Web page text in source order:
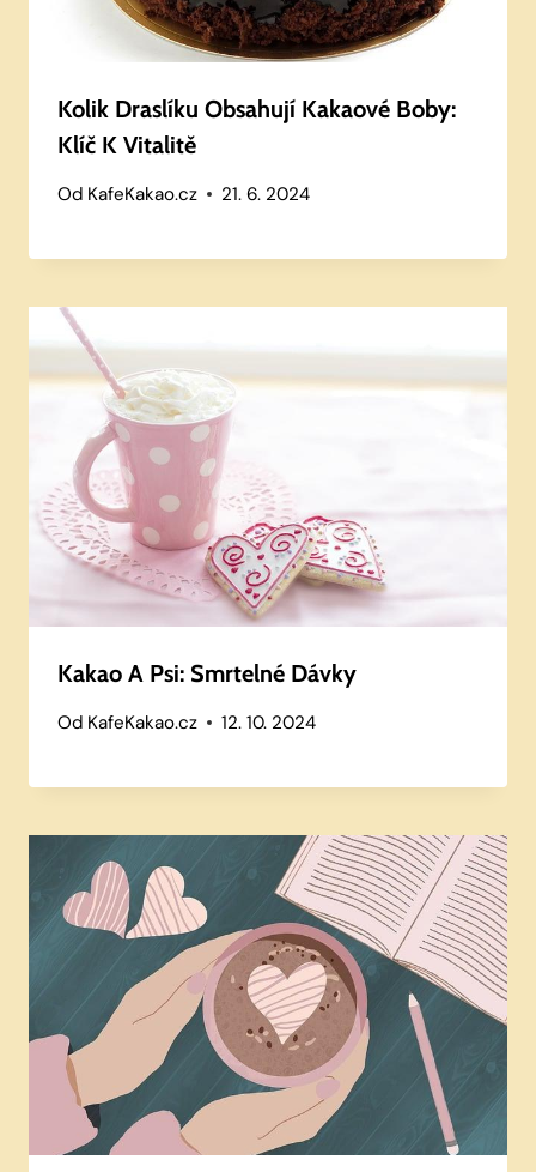
Kolik Draslíku Obsahují Kakaové Boby:
Klíč K Vitalitě
Od KafeKakao.cz 21. 6. 2024
Kakao A Psi: Smrtelné Dávky
Od KafeKakao.cz 12. 10. 2024